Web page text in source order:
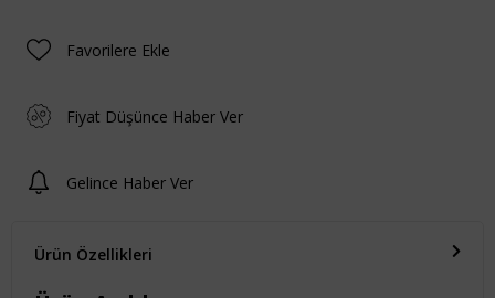
Favorilere Ekle
Fiyat Düşünce Haber Ver
Gelince Haber Ver
Ürün Özellikleri